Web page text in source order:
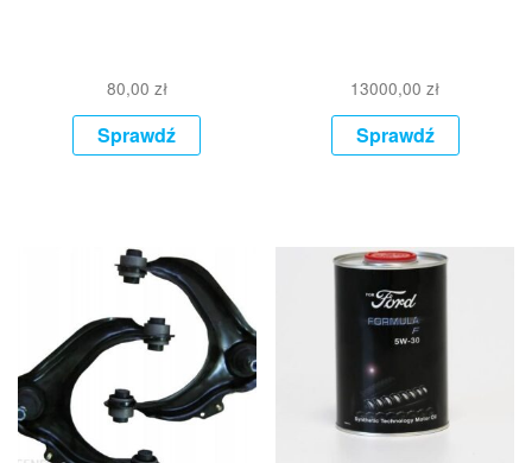
80,00 zł
Sprawdź
13000,00zł
Sprawdź